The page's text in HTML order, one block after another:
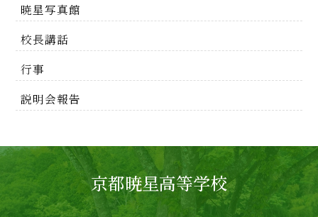
暁星写真館
校長講話
行事
説明会報告
京都暁星高等学校